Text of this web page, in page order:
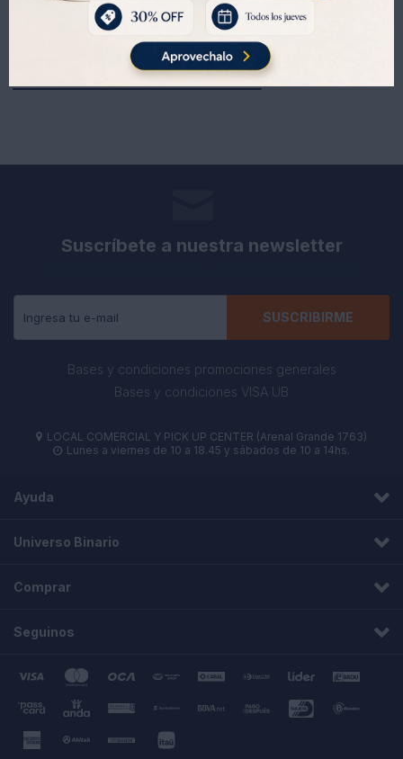
UYU 1.085 UYU 1.150
Suscríbete a nuestra newsletter
SUSCRIBIRME
Bases y condiciones promociones generales
Bases y condiciones VISA UB
 LOCAL COMERCIAL Y PICK UP CENTER (Arenal Grande 1763)
 Lunes a viernes de 10 a 18.45 y sábados de 10 a 14hs.
Ayuda
Universo Binario
Comprar
Seguinos